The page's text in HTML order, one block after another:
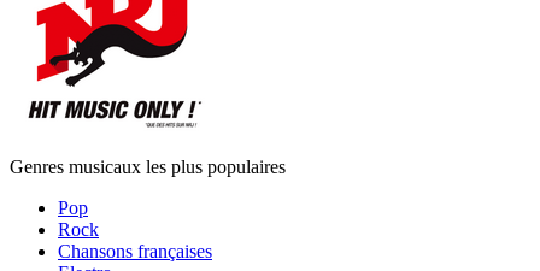
Genres musicaux les plus populaires
Pop
Rock
Chansons françaises